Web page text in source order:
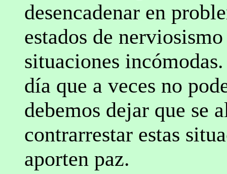
desencadenar en
estados de
situaciones
día que a veces no
debemos dejar que se
contrarrestar estas
aporten paz.